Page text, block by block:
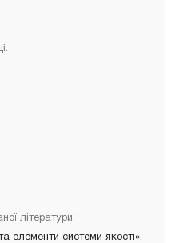
літератури:
елементи системи якості». -